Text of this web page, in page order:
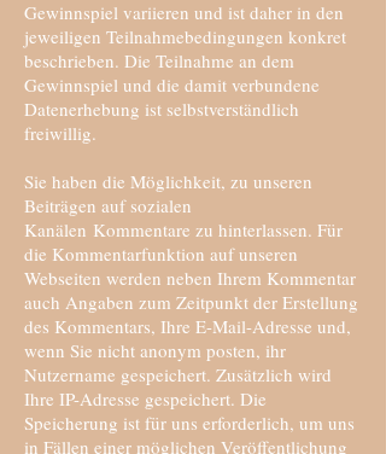
Gewinnspiel variieren und ist daher in den
jeweiligen Teilnahmebedingungen konkret
beschrieben. Die Teilnahme an dem
Gewinnspiel und die damit verbundene
Datenerhebung ist selbstverständlich
freiwillig.
Sie haben die Möglichkeit, zu unseren
Beiträgen auf sozialen
Kanälen Kommentare zu hinterlassen. Für
die Kommentarfunktion auf unseren
Webseiten werden neben Ihrem Kommentar
auch Angaben zum Zeitpunkt der Erstellung
des Kommentars, Ihre E-Mail-Adresse und,
wenn Sie nicht anonym posten, ihr
Nutzername gespeichert. Zusätzlich wird
Ihre IP-Adresse gespeichert. Die
Speicherung ist für uns erforderlich, um uns
in Fällen einer möglichen Veröffentlichung